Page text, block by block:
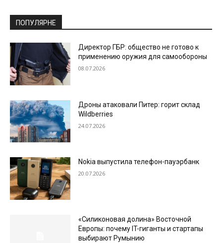
ПОПУЛЯРНЕ
Директор ГБР: общество не готово к
применению оружия для самообороны
08.07.2026
Дроны атаковали Питер: горит склад
Wildberries
24.07.2026
Nokia выпустила телефон-пауэрбанк
20.07.2026
«Силиконовая долина» Восточной
Европы: почему IT-гиганты и стартапы
выбирают Румынию